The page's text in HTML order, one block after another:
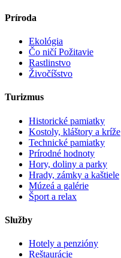
Príroda
Ekológia
Čo ničí Požitavie
Rastlinstvo
Živočíšstvo
Turizmus
Historické pamiatky
Kostoly, kláštory a kríže
Technické pamiatky
Prírodné hodnoty
Hory, doliny a parky
Hrady, zámky a kaštiele
Múzeá a galérie
Šport a relax
Služby
Hotely a penzióny
Reštaurácie